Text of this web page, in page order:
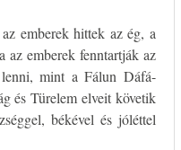
emberek hittek az ég, a
az emberek fenntartják az
mint a Fálun Dáfá-
és Türelem elveit követik
békével és jóléttel